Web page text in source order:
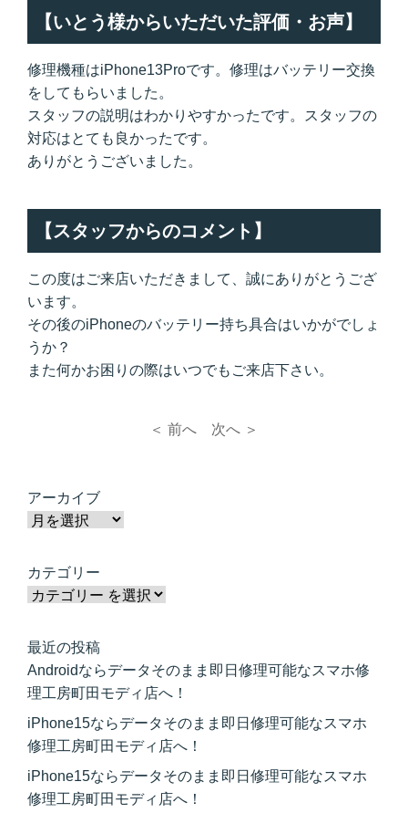
【いとう様からいただいた評価・お声】
修理機種はiPhone13Proです。修理はバッテリー交換
をしてもらいました。
スタッフの説明はわかりやすかったです。スタッフの
対応はとても良かったです。
ありがとうございました。
【スタッフからのコメント】
この度はご来店いただきまして、誠にありがとうござ
います。
その後のiPhoneのバッテリー持ち具合はいかがでしょ
うか？
また何かお困りの際はいつでもご来店下さい。
＜ 前へ 次へ ＞
アーカイブ
カテゴリー
最近の投稿
Androidならデータそのまま即日修理可能なスマホ修
理工房町田モディ店へ！
iPhone15ならデータそのまま即日修理可能なスマホ
修理工房町田モディ店へ！
iPhone15ならデータそのまま即日修理可能なスマホ
修理工房町田モディ店へ！